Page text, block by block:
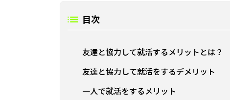
目次
友達と協力して就活するメリットとは？
友達と協力して就活をするデメリット
一人で就活をするメリット